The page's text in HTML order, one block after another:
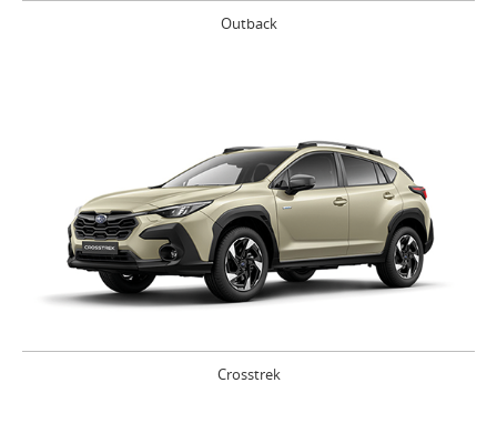
Outback
Crosstrek